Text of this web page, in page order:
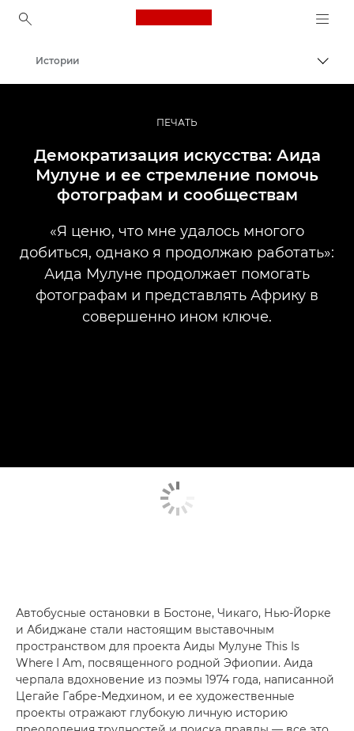
Canon Logo, back to
Профессиональная фото- и видеосъемка
Истории
ПЕЧАТЬ
Демократизация искусства: Аида
Мулуне и ее стремление помочь
фотографам и сообществам
«Я ценю, что мне удалось многого
добиться, однако я продолжаю работать»:
Аида Мулуне продолжает помогать
фотографам и представлять Африку в
совершенно ином ключе.
Автобусные остановки в Бостоне, Чикаго, Нью-Йорке
и Абиджане стали настоящим выставочным
пространством для проекта Аиды Мулуне This Is
Where I Am, посвященного родной Эфиопии. Аида
черпала вдохновение из поэмы 1974 года, написанной
Цегайе Габре-Медхином, и ее художественные
проекты отражают глубокую личную историю